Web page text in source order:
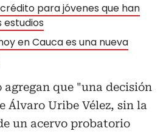
para jóvenes que han
estudios
en Cauca es una nueva
agregan que "una decisión
Álvaro Uribe Vélez, sin la
un acervo probatorio